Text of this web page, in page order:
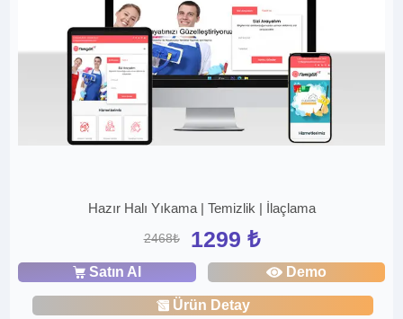
Hazır Halı Yıkama | Temizlik | İlaçlama
2468₺ 1299 ₺
Satın Al Demo
Ürün Detay